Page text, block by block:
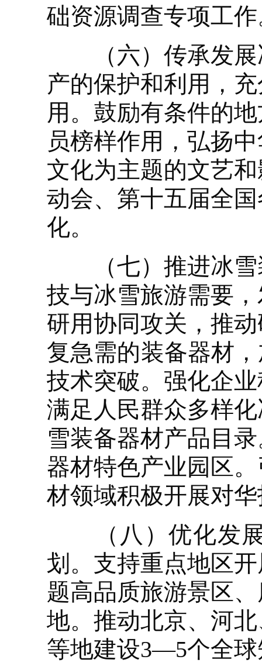
础资源调查专项工
（六）传承发展
产的保护和利用，
用。鼓励有条件的
员榜样作用，弘扬
文化为主题的文艺
动会、第十五届全
化。
（七）推进冰雪
技与冰雪旅游需要
研用协同攻关，推
复急需的装备器材
技术突破。强化企
满足人民群众多样
雪装备器材产品目
器材特色产业园区
材领域积极开展对
（八）优化发展
划。支持重点地区
题高品质旅游景区
地。推动北京、河
等地建设3—5个全